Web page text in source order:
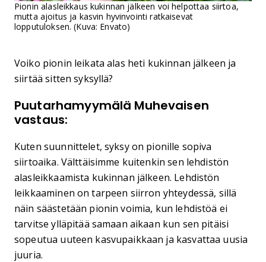
Pionin alasleikkaus kukinnan jälkeen voi helpottaa siirtoa,
mutta ajoitus ja kasvin hyvinvointi ratkaisevat
lopputuloksen. (Kuva: Envato)
Voiko pionin leikata alas heti kukinnan jälkeen ja
siirtää sitten syksyllä?
Puutarhamyymälä Muhevaisen
vastaus:
Kuten suunnittelet, syksy on pionille sopiva
siirtoaika. Välttäisimme kuitenkin sen lehdistön
alasleikkaamista kukinnan jälkeen. Lehdistön
leikkaaminen on tarpeen siirron yhteydessä, sillä
näin säästetään pionin voimia, kun lehdistöä ei
tarvitse ylläpitää samaan aikaan kun sen pitäisi
sopeutua uuteen kasvupaikkaan ja kasvattaa uusia
juuria.